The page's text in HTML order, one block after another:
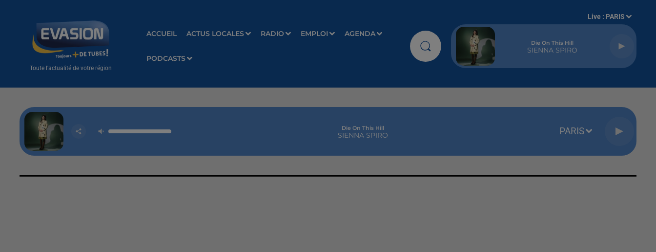
Toute l'actualité de votre région
ACCUEIL ACTUS LOCALES RADIO EMPLOI AGENDA
PODCASTS
Live : PARIS
Die On This Hill
SIENNA SPIRO
Die On This Hill
SIENNA SPIRO PARIS